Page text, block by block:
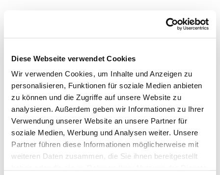
Diese Webseite verwendet Cookies
Wir verwenden Cookies, um Inhalte und Anzeigen zu
personalisieren, Funktionen für soziale Medien anbieten
zu können und die Zugriffe auf unsere Website zu
analysieren. Außerdem geben wir Informationen zu Ihrer
Verwendung unserer Website an unsere Partner für
soziale Medien, Werbung und Analysen weiter. Unsere
Partner führen diese Informationen möglicherweise mit
weiteren Daten zusammen, die Sie ihnen bereitgestellt
Beim Merzerisieren wird der Baumwollstoff durch
Natronlauge veredelt. Die Fasern quellen und runden sich,
wodurch der Stoff an Festigkeit gewinnt und
Bettwäsche aus merzerisierter Baumwolle bestechen
besonders durch ihren tollen Glanz.
Größenhinweise einfarbige Bettwäsche Colours:
Garnituren in der Größe 200x200, 200x220 und 240x220
werden mit einer Wäschefalte im oberen Drittel gefertigt.
Garnituren in der Größe 200x220: Breite = 200, Länge =